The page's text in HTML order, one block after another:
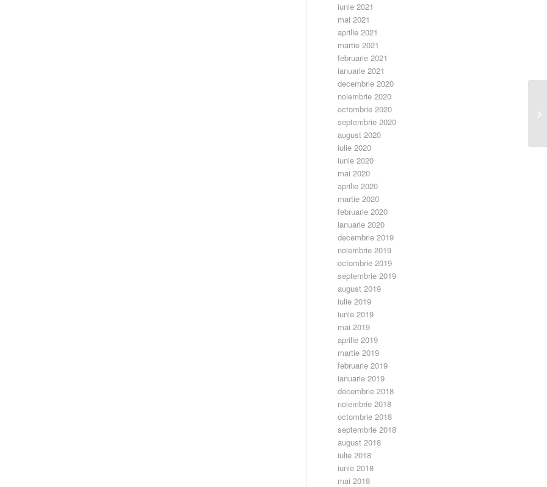
iunie 2021
mai 2021
aprilie 2021
martie 2021
februarie 2021
ianuarie 2021
decembrie 2020
noiembrie 2020
octombrie 2020
septembrie 2020
august 2020
iulie 2020
iunie 2020
mai 2020
aprilie 2020
martie 2020
februarie 2020
ianuarie 2020
decembrie 2019
noiembrie 2019
octombrie 2019
septembrie 2019
august 2019
iulie 2019
iunie 2019
mai 2019
aprilie 2019
martie 2019
februarie 2019
ianuarie 2019
decembrie 2018
noiembrie 2018
octombrie 2018
septembrie 2018
august 2018
iulie 2018
iunie 2018
mai 2018